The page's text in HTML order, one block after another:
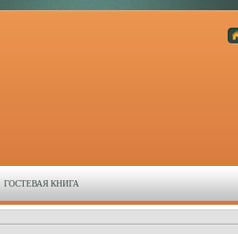
ГОСТЕВАЯ КНИГА